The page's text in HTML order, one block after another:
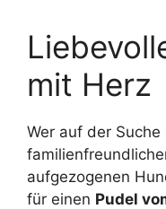
mit Herz
Wer auf der
aufgezogenen
für einen Pudel